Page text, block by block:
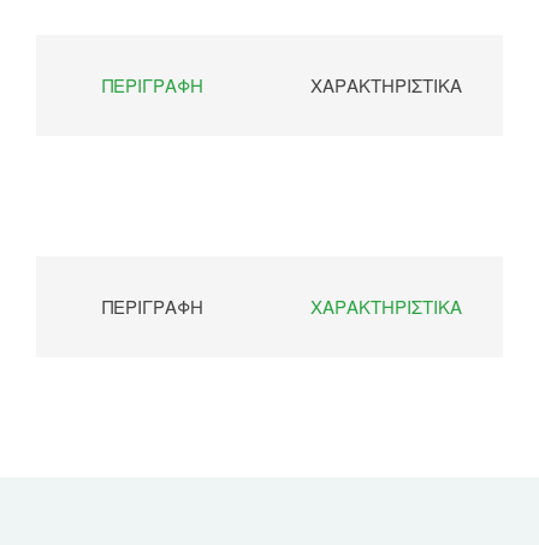
ΠΕΡΙΓΡΑΦΉ ΧΑΡΑΚΤΗΡΙΣΤΙΚΆ
ΠΕΡΙΓΡΑΦΉ ΧΑΡΑΚΤΗΡΙΣΤΙΚΆ